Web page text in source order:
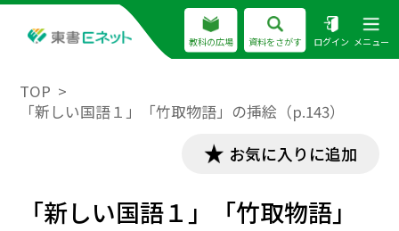
教科の広場 資料をさがす ログイン メニュー
TOP
「新しい国語１」「竹取物語」の挿絵（p.143）
お気に入りに追加
「新しい国語１」「竹取物語」